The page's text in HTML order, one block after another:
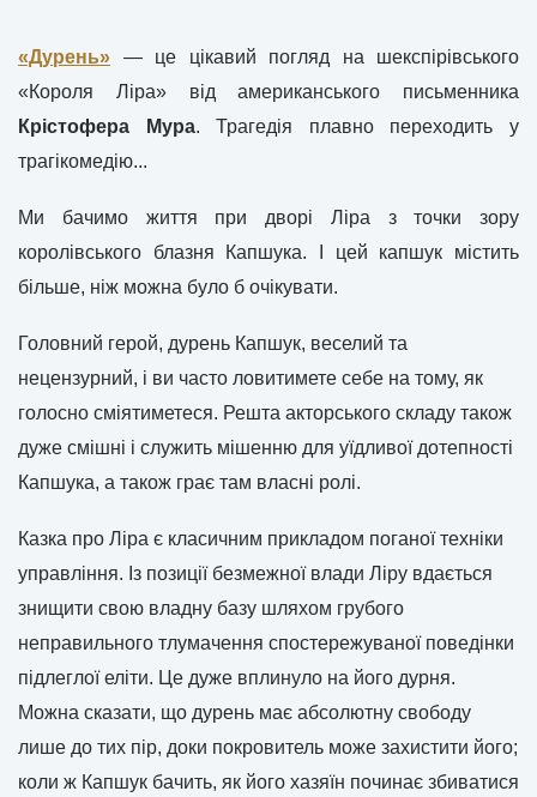
«Дурень» — це цікавий погляд на шекспірівського
«Короля Ліра» від американського письменника
Крістофера Мура. Трагедія плавно переходить у
трагікомедію...
Ми бачимо життя при дворі Ліра з точки зору
королівського блазня Капшука. І цей капшук містить
більше, ніж можна було б очікувати.
Головний герой, дурень Капшук, веселий та
нецензурний, і ви часто ловитимете себе на тому, як
голосно сміятиметеся. Решта акторського складу також
дуже смішні і служить мішенню для уїдливої ​​дотепності
Капшука, а також грає там власні ролі.
Казка про Ліра є класичним прикладом поганої техніки
управління. Із позиції безмежної влади Ліру вдається
знищити свою владну базу шляхом грубого
неправильного тлумачення спостережуваної поведінки
підлеглої еліти. Це дуже вплинуло на його дурня.
Можна сказати, що дурень має абсолютну свободу
лише до тих пір, доки покровитель може захистити його;
коли ж Капшук бачить, як його хазяїн починає збиватися